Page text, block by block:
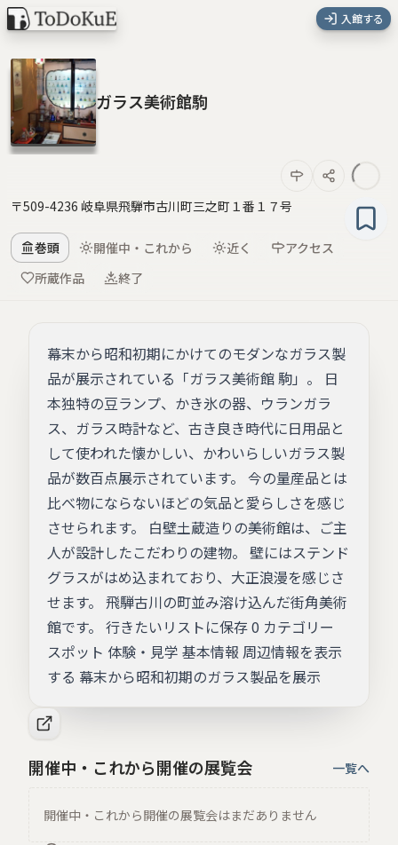
入館する
ガラス美術館駒
〒509-4236 岐阜県飛騨市古川町三之町１番１７号
巻頭 開催中・これから 近く
アクセス
所蔵作品
終了
幕末から昭和初期にかけてのモダンなガラス製
品が展示されている「ガラス美術館 駒」。 日
本独特の豆ランプ、かき氷の器、ウランガラ
ス、ガラス時計など、古き良き時代に日用品と
して使われた懐かしい、かわいらしいガラス製
品が数百点展示されています。 今の量産品とは
比べ物にならないほどの気品と愛らしさを感じ
させられます。 白壁土蔵造りの美術館は、ご主
人が設計したこだわりの建物。 壁にはステンド
グラスがはめ込まれており、大正浪漫を感じさ
せます。 飛騨古川の町並み溶け込んだ街角美術
館です。 行きたいリストに保存 0 カテゴリー
スポット 体験・見学 基本情報 周辺情報を表示
する 幕末から昭和初期のガラス製品を展示
開催中・これから開催の展覧会 一覧へ
開催中・これから開催の展覧会はまだありません